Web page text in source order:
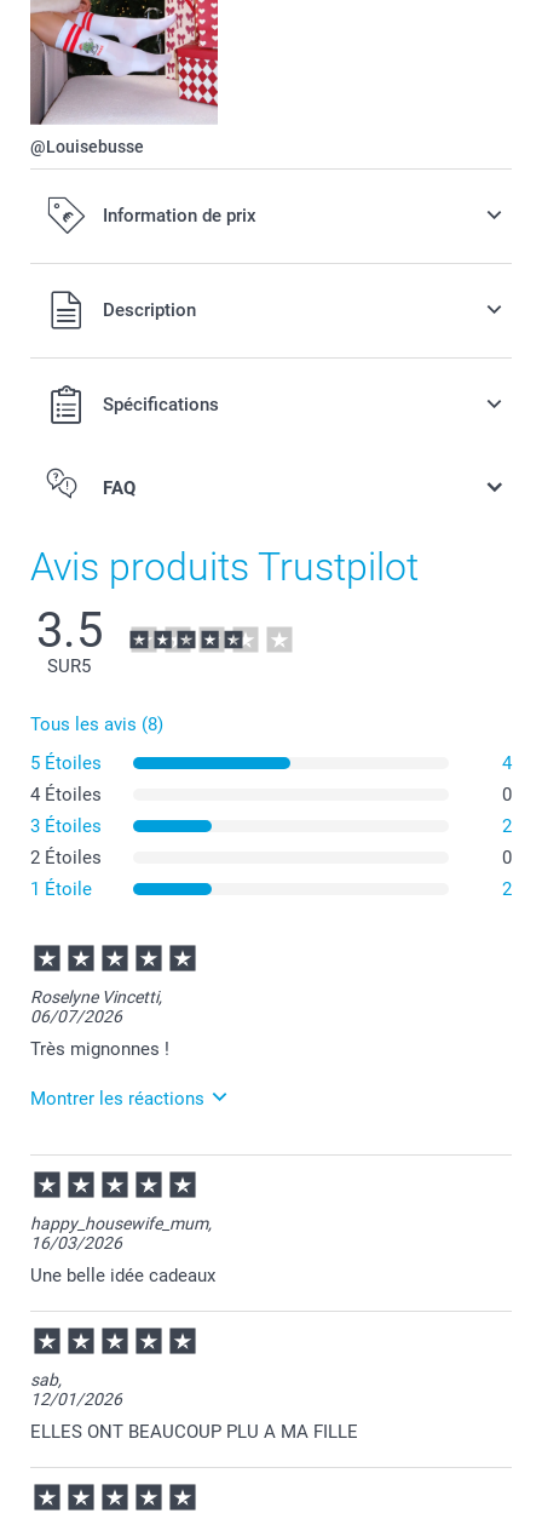
@Louisebusse
Information de prix
Tous les prix sont en EURO (€), TVA incluse et hors frais de
port.
Description
Spécifications
FAQ
Laver à l'envers à basse température, cycle délicat.
l'assouplissant.
température.
Avis produits Trustpilot
3.5
SUR5
Tous les avis (8)
5 Étoiles
4
4 Étoiles
0
3 Étoiles
2
2 Étoiles
0
1 Étoile
2
Roselyne Vincetti,
06/07/2026
Très mignonnes !
Montrer les réactions
07/07/2026
12:09
Merci pour tous vos retours positifs sur votre
commande Roselyne, c'est un réel plaisir pour nous
d'apprendre votre satisfaction.
Passez une agréable journée.
Florence@smartphoto
happy_housewife_mum,
16/03/2026
Une belle idée cadeaux
sab,
12/01/2026
ELLES ONT BEAUCOUP PLU A MA FILLE